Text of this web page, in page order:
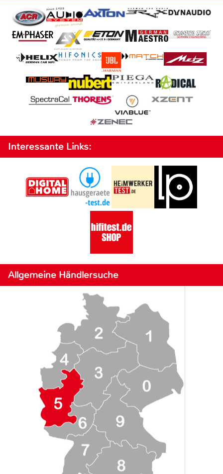
Interessante Links:
Allgemeine Händlersuche